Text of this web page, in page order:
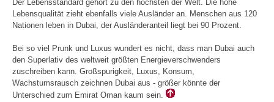
Der Lebensstandard gehört zu den höchsten der Welt. Die hohe
Lebensqualität zieht ebenfalls viele Ausländer an. Menschen aus 120
Nationen leben in Dubai, der Ausländeranteil liegt bei 90 Prozent.
Bei so viel Prunk und Luxus wundert es nicht, dass man Dubai auch
den Superlativ des weltweit größten Energieverschwenders
zuschreiben kann. Großspurigkeit, Luxus, Konsum,
Wachstumsrausch zeichnen Dubai aus - größer könnte der
Unterschied zum Emirat Oman kaum sein.